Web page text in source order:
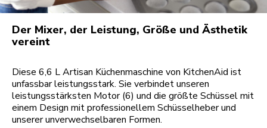
Der Mixer, der Leistung, Größe und Ästhetik
vereint
Diese 6,6 L Artisan Küchenmaschine von KitchenAid ist
unfassbar leistungsstark. Sie verbindet unseren
leistungsstärksten Motor (6) und die größte Schüssel mit
einem Design mit professionellem Schüsselheber und
unserer unverwechselbaren Formen.